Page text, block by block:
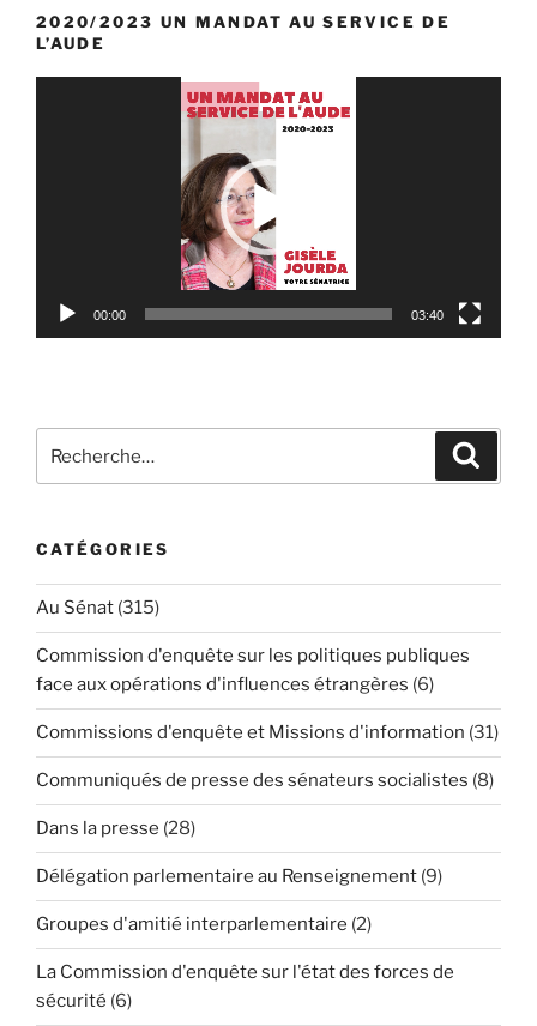
2020/2023 UN MANDAT AU SERVICE DE
L’AUDE
00:00 03:40
pour
CATÉGORIES
Au Sénat (315)
Commission d'enquête sur les politiques publiques
face aux opérations d'influences étrangères (6)
Commissions d'enquête et Missions d'information (31)
Communiqués de presse des sénateurs socialistes (8)
Dans la presse (28)
Délégation parlementaire au Renseignement (9)
Groupes d'amitié interparlementaire (2)
La Commission d'enquête sur l'état des forces de
sécurité (6)